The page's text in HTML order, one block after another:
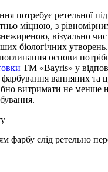
потребує ретельної
міцною, з
візуально
біологічних
основи
ТМ «Bayris» у
фарбування вапняних та
витримати не менше
фарбу слід ретельно